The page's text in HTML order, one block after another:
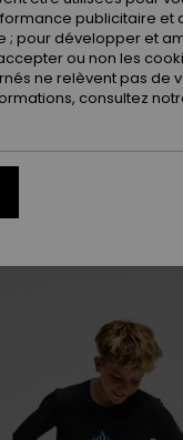
publicitaire et
; pour développer et
ou non les
ne relèvent pas de
consultez